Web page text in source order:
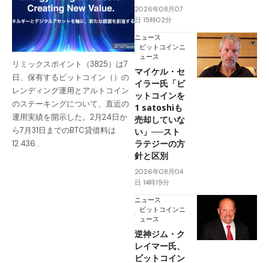
リミックスポイント（3825）は7
日、保有するビットコイン（）の
レンディング運用とアルトコイン
のステーキングについて、直近の
運用実績を開示した。2月24日か
ら7月31日までのBTC貸借料は
12.436…
2026年08月07
日 15時02分
ニュース
ビットコインニ
ュース
マイケル・セ
イラー氏「ビ
ットコインを
1 satoshiも
売却していな
い」──スト
ラテジーの方
針と区別
2026年08月04
日 14時19分
ニュース
ビットコインニ
ュース
逆神ジム・ク
レイマー氏、
ビットコイン